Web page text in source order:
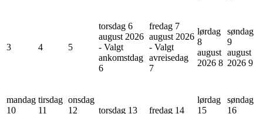
3 4 5
torsdag 6
august 2026
- Valgt
ankomstdag
6
fredag 7
august 2026
- Valgt
avreisedag
7
lørdag
8
august
2026 8
søndag
9
august
2026 9
mandag
10
tirsdag
11
onsdag
12
torsdag 13 fredag 14
lørdag
15
søndag
16